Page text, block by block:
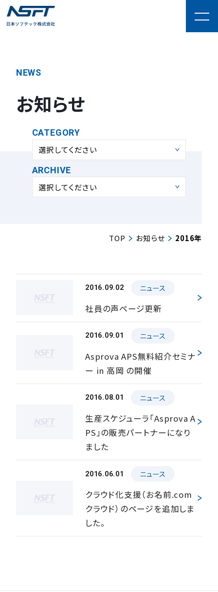
NEWS
お知らせ
CATEGORY
選択してください
ARCHIVE
選択してください
TOP お知らせ 2016年
2016.09.02 ニュース
社員の声ページ更新
2016.09.01 ニュース
Asprova APS無料紹介セミナ
ー in 高岡 の開催
2016.08.01 ニュース
生産スケジューラ「Asprova A
PS」の販売パートナーになり
ました
2016.06.01 ニュース
クラウド化支援（お名前.com
クラウド）のページを追加しま
した。